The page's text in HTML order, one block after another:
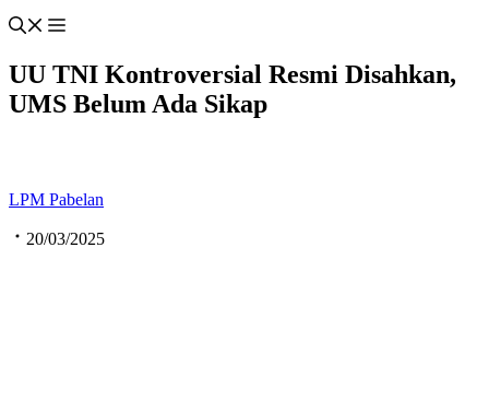
UU TNI Kontroversial Resmi Disahkan,
UMS Belum Ada Sikap
LPM Pabelan
20/03/2025